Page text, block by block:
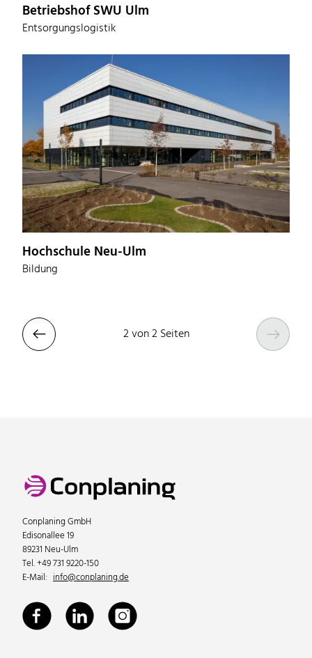
Betriebshof SWU Ulm
Entsorgungslogistik
Hochschule Neu-Ulm
Bildung
 2 von 2 Seiten 
Conplaning GmbH
Edisonallee 19
89231 Neu-Ulm
Tel. +49 731 9220-150
E-Mail: info@conplaning.de